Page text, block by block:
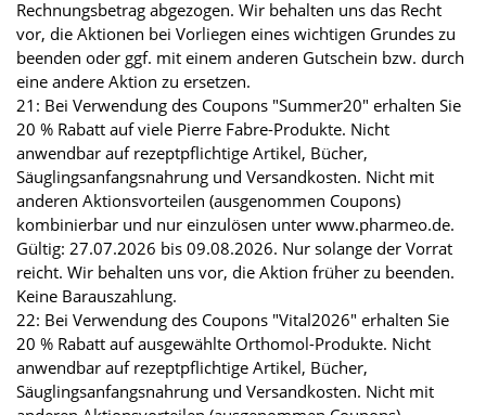
Rechnungsbetrag abgezogen. Wir behalten uns das Recht
vor, die Aktionen bei Vorliegen eines wichtigen Grundes zu
beenden oder ggf. mit einem anderen Gutschein bzw. durch
eine andere Aktion zu ersetzen.
21: Bei Verwendung des Coupons "Summer20" erhalten Sie
20 % Rabatt auf viele Pierre Fabre-Produkte. Nicht
anwendbar auf rezeptpflichtige Artikel, Bücher,
Säuglingsanfangsnahrung und Versandkosten. Nicht mit
anderen Aktionsvorteilen (ausgenommen Coupons)
kombinierbar und nur einzulösen unter www.pharmeo.de.
Gültig: 27.07.2026 bis 09.08.2026. Nur solange der Vorrat
reicht. Wir behalten uns vor, die Aktion früher zu beenden.
Keine Barauszahlung.
22: Bei Verwendung des Coupons "Vital2026" erhalten Sie
20 % Rabatt auf ausgewählte Orthomol-Produkte. Nicht
anwendbar auf rezeptpflichtige Artikel, Bücher,
Säuglingsanfangsnahrung und Versandkosten. Nicht mit